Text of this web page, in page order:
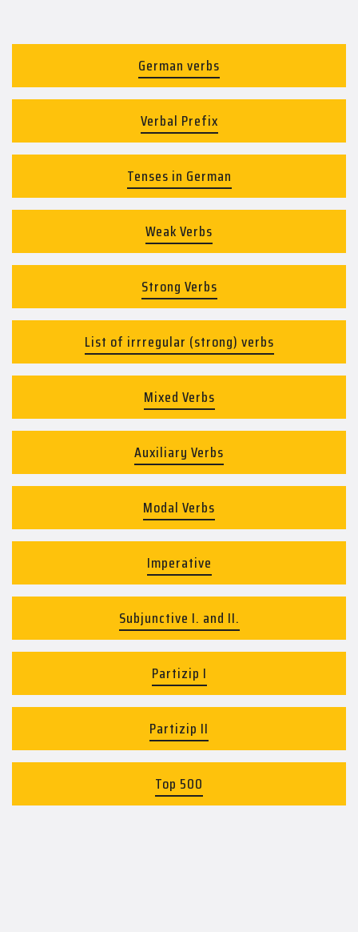
German verbs
Verbal Prefix
Tenses in German
Weak Verbs
Strong Verbs
List of irrregular (strong) verbs
Mixed Verbs
Auxiliary Verbs
Modal Verbs
Imperative
Subjunctive I. and II.
Partizip I
Partizip II
Top 500